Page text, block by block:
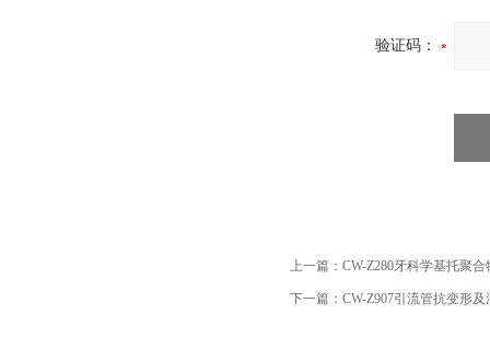
验证码：
上一篇： CW-Z280牙科学基托聚
下一篇： CW-Z907引流管抗变形